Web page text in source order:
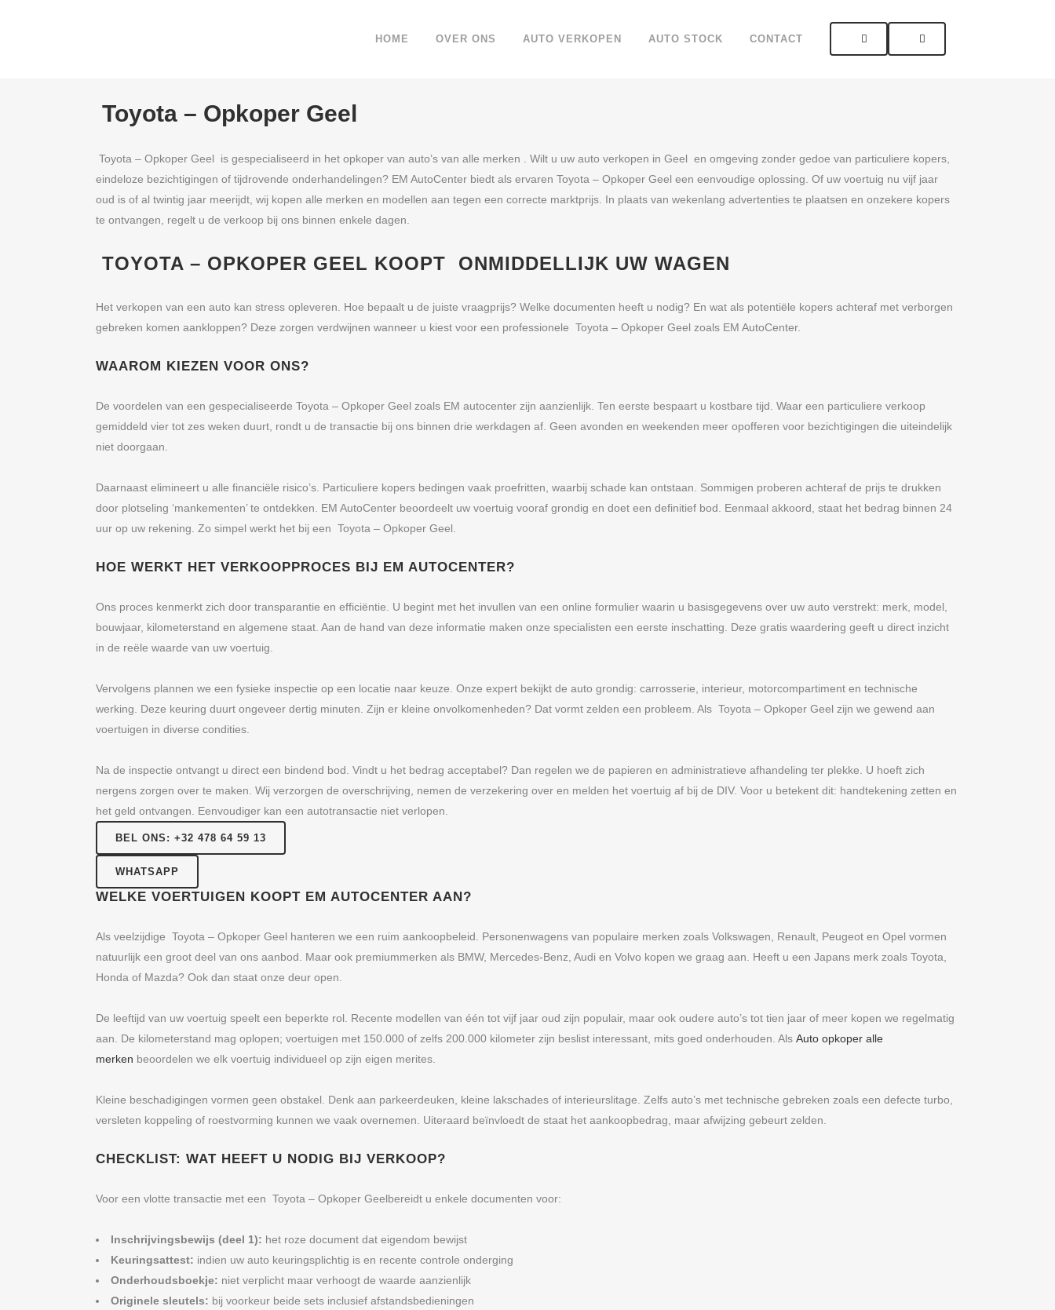
HOME OVER ONS AUTO VERKOPEN AUTO STOCK CONTACT
Toyota – Opkoper Geel
Toyota – Opkoper Geel is gespecialiseerd in het opkoper van auto’s van alle merken . Wilt u uw auto verkopen in Geel en omgeving zonder gedoe van particuliere kopers,
eindeloze bezichtigingen of tijdrovende onderhandelingen? EM AutoCenter biedt als ervaren Toyota – Opkoper Geel een eenvoudige oplossing. Of uw voertuig nu vijf jaar
oud is of al twintig jaar meerijdt, wij kopen alle merken en modellen aan tegen een correcte marktprijs. In plaats van wekenlang advertenties te plaatsen en onzekere kopers
te ontvangen, regelt u de verkoop bij ons binnen enkele dagen.
TOYOTA – OPKOPER GEEL KOOPT ONMIDDELLIJK UW WAGEN
Het verkopen van een auto kan stress opleveren. Hoe bepaalt u de juiste vraagprijs? Welke documenten heeft u nodig? En wat als potentiële kopers achteraf met verborgen
gebreken komen aankloppen? Deze zorgen verdwijnen wanneer u kiest voor een professionele Toyota – Opkoper Geel zoals EM AutoCenter.
WAAROM KIEZEN VOOR ONS?
De voordelen van een gespecialiseerde Toyota – Opkoper Geel zoals EM autocenter zijn aanzienlijk. Ten eerste bespaart u kostbare tijd. Waar een particuliere verkoop
gemiddeld vier tot zes weken duurt, rondt u de transactie bij ons binnen drie werkdagen af. Geen avonden en weekenden meer opofferen voor bezichtigingen die uiteindelijk
niet doorgaan.
Daarnaast elimineert u alle financiële risico’s. Particuliere kopers bedingen vaak proefritten, waarbij schade kan ontstaan. Sommigen proberen achteraf de prijs te drukken
door plotseling ‘mankementen’ te ontdekken. EM AutoCenter beoordeelt uw voertuig vooraf grondig en doet een definitief bod. Eenmaal akkoord, staat het bedrag binnen 24
uur op uw rekening. Zo simpel werkt het bij een Toyota – Opkoper Geel.
HOE WERKT HET VERKOOPPROCES BIJ EM AUTOCENTER?
Ons proces kenmerkt zich door transparantie en efficiëntie. U begint met het invullen van een online formulier waarin u basisgegevens over uw auto verstrekt: merk, model,
bouwjaar, kilometerstand en algemene staat. Aan de hand van deze informatie maken onze specialisten een eerste inschatting. Deze gratis waardering geeft u direct inzicht
in de reële waarde van uw voertuig.
Vervolgens plannen we een fysieke inspectie op een locatie naar keuze. Onze expert bekijkt de auto grondig: carrosserie, interieur, motorcompartiment en technische
werking. Deze keuring duurt ongeveer dertig minuten. Zijn er kleine onvolkomenheden? Dat vormt zelden een probleem. Als Toyota – Opkoper Geel zijn we gewend aan
voertuigen in diverse condities.
Na de inspectie ontvangt u direct een bindend bod. Vindt u het bedrag acceptabel? Dan regelen we de papieren en administratieve afhandeling ter plekke. U hoeft zich
nergens zorgen over te maken. Wij verzorgen de overschrijving, nemen de verzekering over en melden het voertuig af bij de DIV. Voor u betekent dit: handtekening zetten en
het geld ontvangen. Eenvoudiger kan een autotransactie niet verlopen.
BEL ONS: +32 478 64 59 13
WHATSAPP
WELKE VOERTUIGEN KOOPT EM AUTOCENTER AAN?
Als veelzijdige Toyota – Opkoper Geel hanteren we een ruim aankoopbeleid. Personenwagens van populaire merken zoals Volkswagen, Renault, Peugeot en Opel vormen
natuurlijk een groot deel van ons aanbod. Maar ook premiummerken als BMW, Mercedes-Benz, Audi en Volvo kopen we graag aan. Heeft u een Japans merk zoals Toyota,
Honda of Mazda? Ook dan staat onze deur open.
De leeftijd van uw voertuig speelt een beperkte rol. Recente modellen van één tot vijf jaar oud zijn populair, maar ook oudere auto’s tot tien jaar of meer kopen we regelmatig
aan. De kilometerstand mag oplopen; voertuigen met 150.000 of zelfs 200.000 kilometer zijn beslist interessant, mits goed onderhouden. Als Auto opkoper alle
merken beoordelen we elk voertuig individueel op zijn eigen merites.
Kleine beschadigingen vormen geen obstakel. Denk aan parkeerdeuken, kleine lakschades of interieurslitage. Zelfs auto’s met technische gebreken zoals een defecte turbo,
versleten koppeling of roestvorming kunnen we vaak overnemen. Uiteraard beïnvloedt de staat het aankoopbedrag, maar afwijzing gebeurt zelden.
CHECKLIST: WAT HEEFT U NODIG BIJ VERKOOP?
Voor een vlotte transactie met een Toyota – Opkoper Geelbereidt u enkele documenten voor:
Inschrijvingsbewijs (deel 1): het roze document dat eigendom bewijst
Keuringsattest: indien uw auto keuringsplichtig is en recente controle onderging
Onderhoudsboekje: niet verplicht maar verhoogt de waarde aanzienlijk
Originele sleutels: bij voorkeur beide sets inclusief afstandsbedieningen